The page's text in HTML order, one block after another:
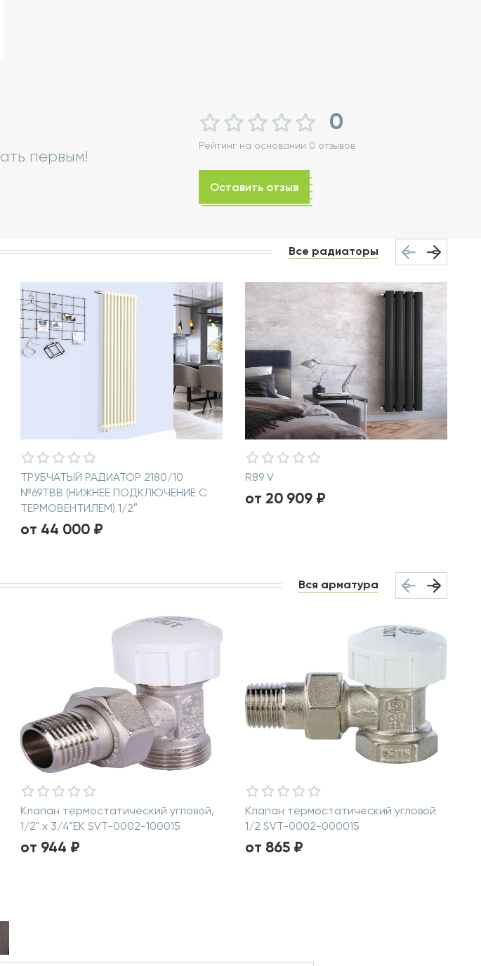
первым!
0
Рейтинг на основании 0 отзывов
Оставить отзыв
Все радиаторы
ТРУБЧАТЫЙ РАДИАТОР 2180/10
№69TBB (НИЖНЕЕ ПОДКЛЮЧЕНИЕ С
ТЕРМОВЕНТИЛЕМ) 1/2″
от 44 000 ₽
R89 V
от 20 909 ₽
Вся арматура
Клапан термостатический угловой,
1/2" х 3/4"ЕК SVT-0002-100015
от 944 ₽
Клапан термостатический угловой
1/2 SVT-0002-000015
от 865 ₽